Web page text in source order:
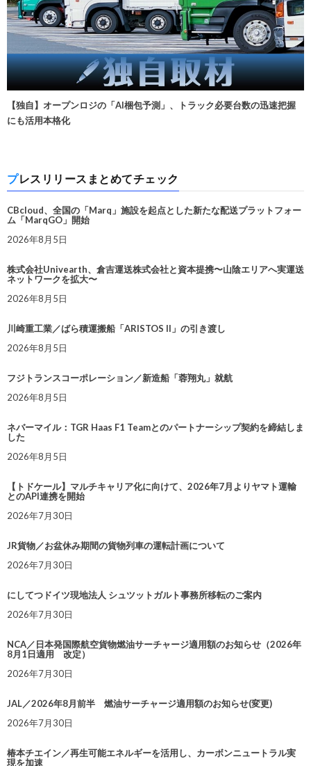
【独自】オープンロジの「AI梱包予測」、トラック必要台数の迅速把握
にも活用本格化
プレスリリースまとめてチェック
CBcloud、全国の「Marq」施設を起点とした新たな配送プラットフォー
ム「MarqGO」開始
2026年8月5日
株式会社Univearth、倉吉運送株式会社と資本提携〜山陰エリアへ実運送
ネットワークを拡大〜
2026年8月5日
川崎重工業／ばら積運搬船「ARISTOS II」の引き渡し
2026年8月5日
フジトランスコーポレーション／新造船「蓉翔丸」就航
2026年8月5日
ネバーマイル：TGR Haas F1 Teamとのパートナーシップ契約を締結しま
した
2026年8月5日
【トドケール】マルチキャリア化に向けて、2026年7月よりヤマト運輸
とのAPI連携を開始
2026年7月30日
JR貨物／お盆休み期間の貨物列車の運転計画について
2026年7月30日
にしてつドイツ現地法人 シュツットガルト事務所移転のご案内
2026年7月30日
NCA／日本発国際航空貨物燃油サーチャージ適用額のお知らせ（2026年
8月1日適用 改定）
2026年7月30日
JAL／2026年8月前半 燃油サーチャージ適用額のお知らせ(変更)
2026年7月30日
椿本チエイン／再生可能エネルギーを活用し、カーボンニュートラル実
現を加速